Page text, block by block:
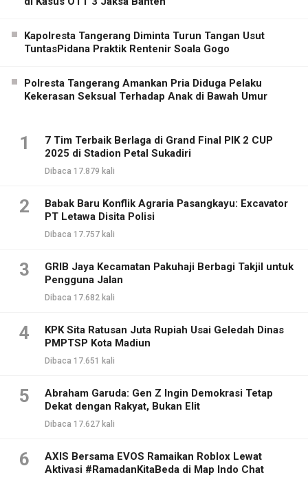
Kapolresta Tangerang Diminta Turun Tangan Usut
TuntasPidana Praktik Rentenir Soala Gogo
Polresta Tangerang Amankan Pria Diduga Pelaku
Kekerasan Seksual Terhadap Anak di Bawah Umur
1
7 Tim Terbaik Berlaga di Grand Final PIK 2 CUP
2025 di Stadion Petal Sukadiri
Dibaca 17.879 kali
2
Babak Baru Konflik Agraria Pasangkayu: Excavator
PT Letawa Disita Polisi
Dibaca 17.757 kali
3
GRIB Jaya Kecamatan Pakuhaji Berbagi Takjil untuk
Pengguna Jalan
Dibaca 17.682 kali
4
KPK Sita Ratusan Juta Rupiah Usai Geledah Dinas
PMPTSP Kota Madiun
Dibaca 17.651 kali
5
Abraham Garuda: Gen Z Ingin Demokrasi Tetap
Dekat dengan Rakyat, Bukan Elit
Dibaca 17.627 kali
6
AXIS Bersama EVOS Ramaikan Roblox Lewat
Aktivasi #RamadanKitaBeda di Map Indo Chat